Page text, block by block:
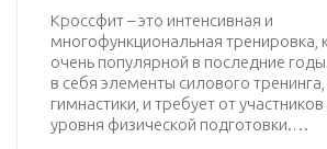
Кроссфит – это интенсивная и
многофункциональная тренировка,
очень популярной в последние
в себя элементы силового
гимнастики, и требует от
уровня физической подготовки.…